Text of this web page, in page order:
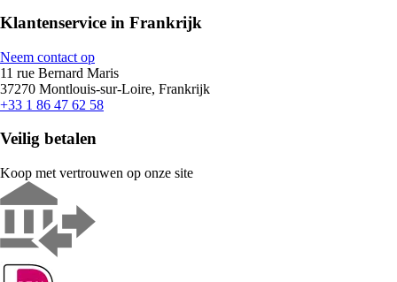
Klantenservice in Frankrijk
Neem contact op
11 rue Bernard Maris
37270 Montlouis-sur-Loire, Frankrijk
+33 1 86 47 62 58
Veilig betalen
Koop met vertrouwen op onze site